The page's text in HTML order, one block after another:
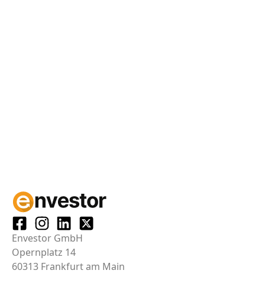
Envestor GmbH
Opernplatz 14
60313 Frankfurt am Main